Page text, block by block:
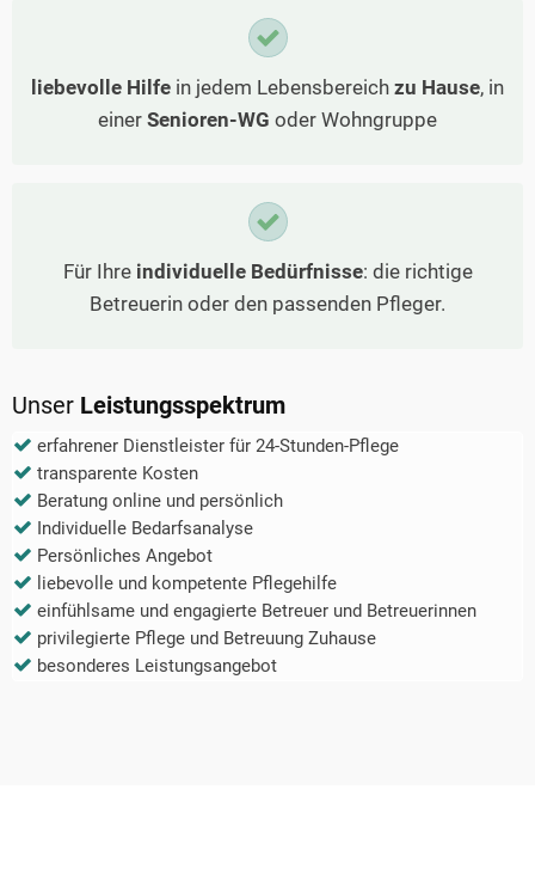
liebevolle Hilfe in jedem Lebensbereich zu Hause, in
einer Senioren-WG oder Wohngruppe
Für Ihre individuelle Bedürfnisse: die richtige
Betreuerin oder den passenden Pfleger.
Unser Leistungsspektrum
erfahrener Dienstleister für 24-Stunden-Pflege
transparente Kosten
Beratung online und persönlich
Individuelle Bedarfsanalyse
Persönliches Angebot
liebevolle und kompetente Pflegehilfe
einfühlsame und engagierte Betreuer und Betreuerinnen
privilegierte Pflege und Betreuung Zuhause
besonderes Leistungsangebot